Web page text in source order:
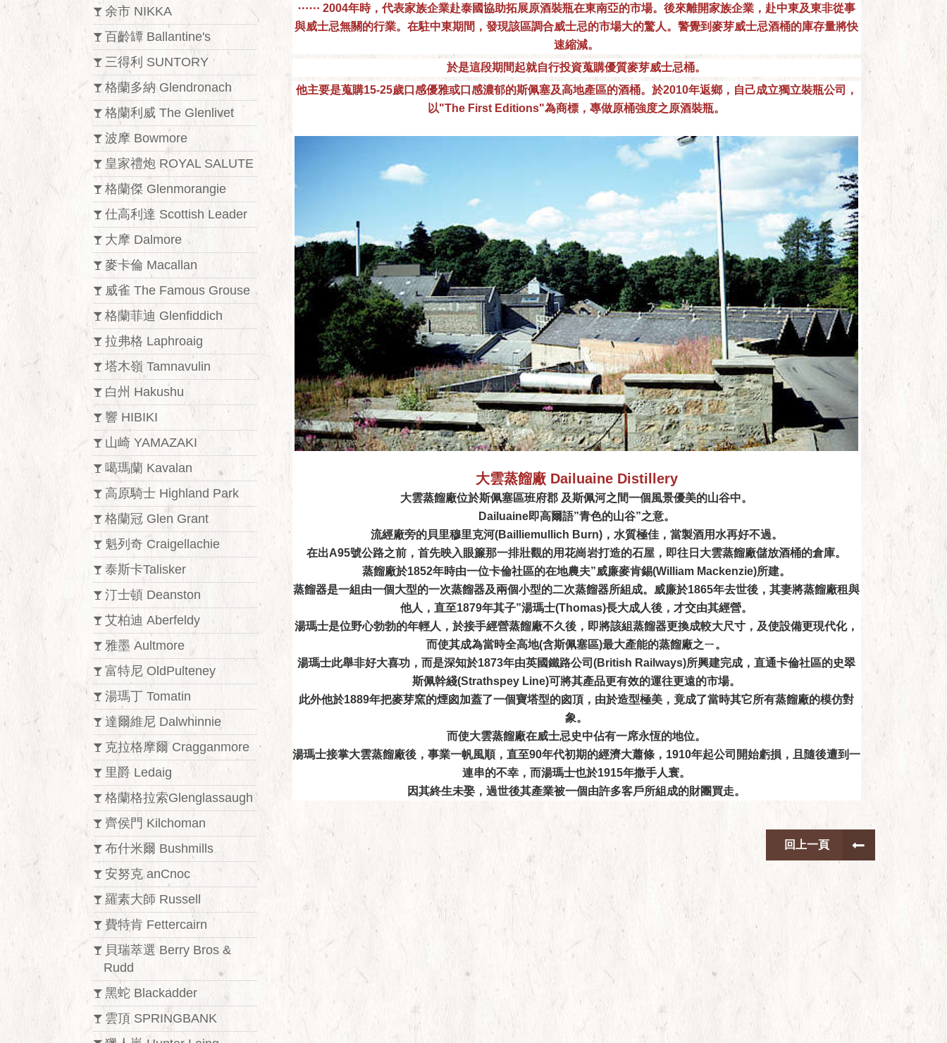
余市 NIKKA
百齡罈 Ballantine's
三得利 SUNTORY
格蘭多納 Glendronach
格蘭利威 The Glenlivet
波摩 Bowmore
皇家禮炮 ROYAL SALUTE
格蘭傑 Glenmorangie
仕高利達 Scottish Leader
大摩 Dalmore
麥卡倫 Macallan
威雀 The Famous Grouse
格蘭菲迪 Glenfiddich
拉弗格 Laphroaig
塔木嶺 Tamnavulin
白州 Hakushu
響 HIBIKI
山崎 YAMAZAKI
噶瑪蘭 Kavalan
高原騎士 Highland Park
格蘭冠 Glen Grant
魁列奇 Craigellachie
泰斯卡Talisker
汀士頓 Deanston
艾柏迪 Aberfeldy
雅墨 Aultmore
富特尼 OldPulteney
湯瑪丁 Tomatin
達爾維尼 Dalwhinnie
克拉格摩爾 Cragganmore
里爵 Ledaig
格蘭格拉索Glenglassaugh
齊侯門 Kilchoman
布什米爾 Bushmills
安努克 anCnoc
羅素大師 Russell
費特肯 Fettercairn
貝瑞萃選 Berry Bros &
Rudd
黑蛇 Blackadder
雲頂 SPRINGBANK
⋯⋯ 2004年時，代表家族企業赴泰國協助拓展原酒裝瓶在東南亞的市場。後來離開家族企業，赴中東及東非從事
與威士忌無關的行業。在駐中東期間，發現該區調合威士忌的市場大的驚人。警覺到麥芽威士忌酒桶的庫存量將快
速縮減。
於是這段期間起就自行投資蒐購優質麥芽威士忌桶。
他主要是蒐購15-25歲口感優雅或口感濃郁的斯佩塞及高地產區的酒桶。於2010年返鄉，自己成立獨立裝瓶公司，
以"The First Editions"為商標，專做原桶強度之原酒裝瓶。
大雲蒸餾廠 Dailuaine Distillery
大雲蒸餾廠位於斯佩塞區班府郡 及斯佩河之間一個風景優美的山谷中。
Dailuaine即高爾語”青色的山谷”之意。
流經廠旁的貝里穆里克河(Bailliemullich Burn)，水質極佳，當製酒用水再好不過。
在出A95號公路之前，首先映入眼簾那一排壯觀的用花崗岩打造的石屋，即往日大雲蒸餾廠儲放酒桶的倉庫。
蒸餾廠於1852年時由一位卡倫社區的在地農夫”威廉麥肯錫(William Mackenzie)所建。
蒸餾器是一組由一個大型的一次蒸餾器及兩個小型的二次蒸餾器所組成。威廉於1865年去世後，其妻將蒸餾廠租與
他人，直至1879年其子”湯瑪士(Thomas)長大成人後，才交由其經營。
湯瑪士是位野心勃勃的年輕人，於接手經營蒸餾廠不久後，即將該組蒸餾器更換成較大尺寸，及使設備更現代化，
而使其成為當時全高地(含斯佩塞區)最大產能的蒸餾廠之ㄧ。
湯瑪士此舉非好大喜功，而是深知於1873年由英國鐵路公司(British Railways)所興建完成，直通卡倫社區的史翠
斯佩幹綫(Strathspey Line)可將其產品更有效的運往更遠的市場。
此外他於1889年把麥芽窯的煙囪加蓋了一個寶塔型的囪頂，由於造型極美，竟成了當時其它所有蒸餾廠的模仿對
象。
而使大雲蒸餾廠在威士忌史中佔有一席永恆的地位。
湯瑪士接掌大雲蒸餾廠後，事業一帆風順，直至90年代初期的經濟大蕭條，1910年起公司開始虧損，且隨後遭到一
連串的不幸，而湯瑪士也於1915年撒手人寰。
因其終生未娶，過世後其產業被一個由許多客戶所組成的財團買走。
回上一頁